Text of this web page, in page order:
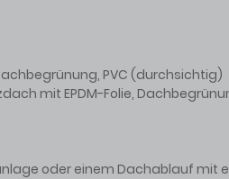
PVC (durchsichtig)
mit EPDM-Folie,
oder einem Dachablauf mit